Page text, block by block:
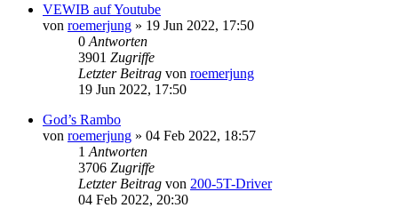
VEWIB auf Youtube
von roemerjung » 19 Jun 2022, 17:50
0 Antworten
3901 Zugriffe
Letzter Beitrag von roemerjung
19 Jun 2022, 17:50
God’s Rambo
von roemerjung » 04 Feb 2022, 18:57
1 Antworten
3706 Zugriffe
Letzter Beitrag von 200-5T-Driver
04 Feb 2022, 20:30